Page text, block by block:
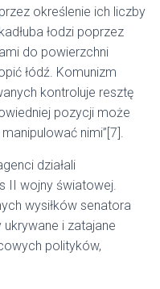
określenie ich liczby
łodzi poprzez
do powierzchni
łódź. Komunizm
kontroluje resztę
pozycji może
nimi”[7].
działali
II wojny światowej.
wysiłków senatora
ukrywane i zatajane
polityków,